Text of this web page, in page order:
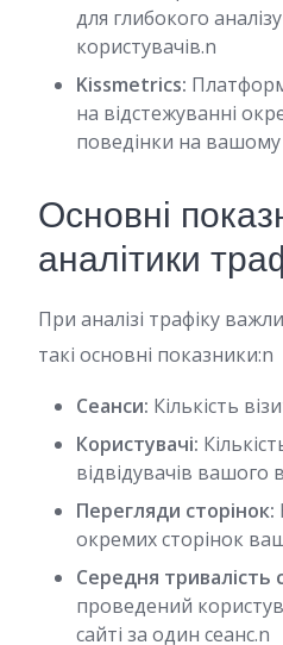
для глибокого
користувачів.n
Kissmetrics:
на відстежуванні
поведінки на вашому
Основні
аналітики
При аналізі трафіку
такі основні показники:n
Сеанси: Кількість
Користувачі:
відвідувачів вашого
Перегляди сторінок:
окремих сторінок
Середня тривалість
проведений
сайті за один сеанс.n